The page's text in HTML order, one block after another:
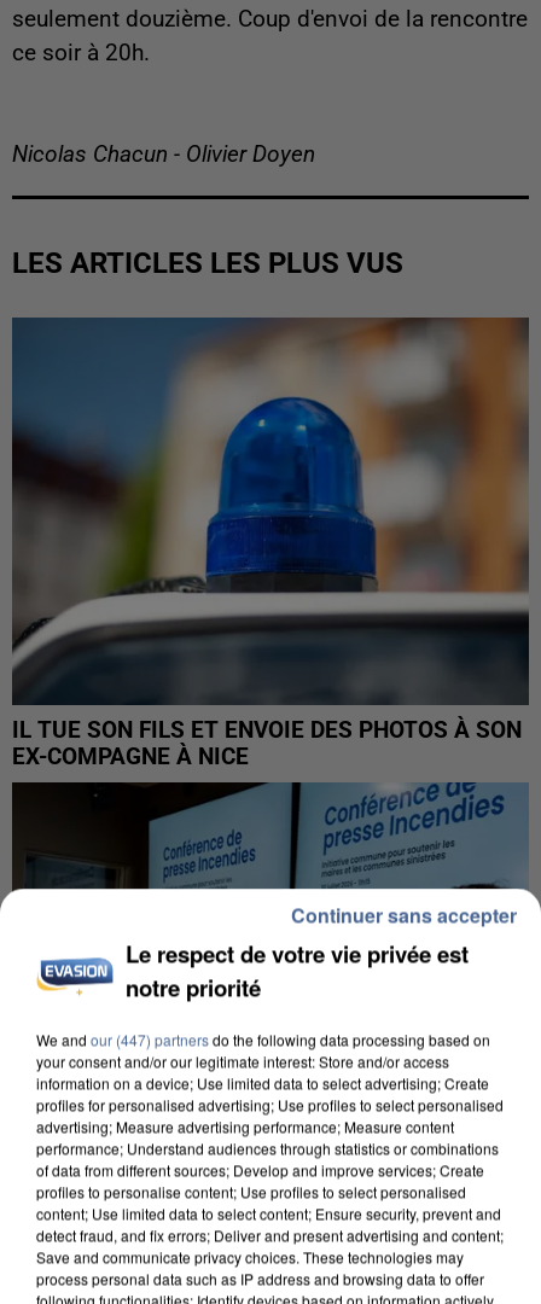
seulement douzième. Coup d'envoi de la rencontre
ce soir à 20h.
Nicolas Chacun - Olivier Doyen
LES ARTICLES LES PLUS VUS
IL TUE SON FILS ET ENVOIE DES PHOTOS À SON
EX-COMPAGNE À NICE
INCENDIES : L’ÎLE-DE-FRANCE LANCE UN ÉLAN
DE SOLIDARITÉ AVEC LES...
Le respect de votre vie privée est
notre priorité
We and our (447) partnersdo the following data processing based on
your consent and/or our legitimate interest: Store and/or access
information on a device; Use limited data to select advertising; Create
profiles for personalised advertising; Use profiles to select personalised
advertising; Measure advertising performance; Measure content
performance; Understand audiences through statistics or combinations
of data from different sources; Develop and improve services; Create
profiles to personalise content; Use profiles to select personalised
content; Use limited data to select content; Ensure security, prevent and
detect fraud, and fix errors; Deliver and present advertising and content;
Save and communicate privacy choices. These technologies may
process personal data such as IP address and browsing data to offer
following functionalities: Identify devices based on information actively
Continuer sans accepter